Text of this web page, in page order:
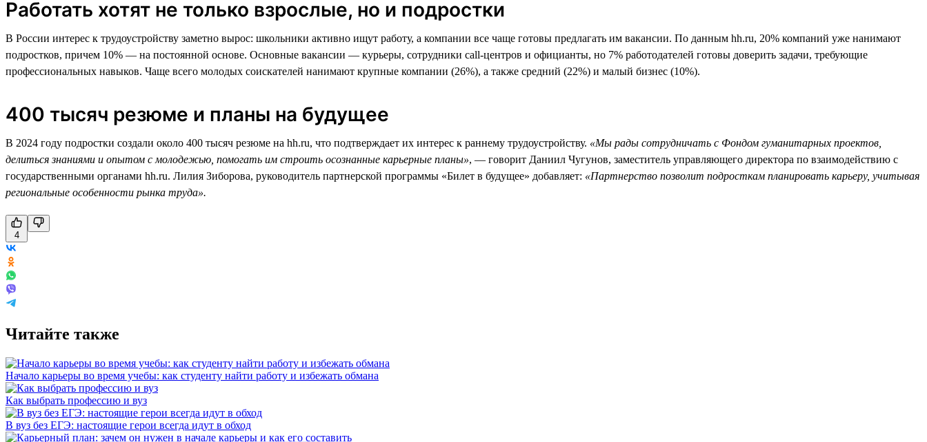
Работать хотят не только взрослые, но и подростки
В России интерес к трудоустройству заметно вырос: школьники активно ищут работу, а компании все чаще готовы предлагать им вакансии. По данным hh.ru, 20% компаний уже нанимают
подростков, причем 10% — на постоянной основе. Основные вакансии — курьеры, сотрудники call-центров и официанты, но 7% работодателей готовы доверить задачи, требующие
профессиональных навыков. Чаще всего молодых соискателей нанимают крупные компании (26%), а также средний (22%) и малый бизнес (10%).
400 тысяч резюме и планы на будущее
В 2024 году подростки создали около 400 тысяч резюме на hh.ru, что подтверждает их интерес к раннему трудоустройству. «Мы рады сотрудничать с Фондом гуманитарных проектов,
делиться знаниями и опытом с молодежью, помогать им строить осознанные карьерные планы», — говорит Даниил Чугунов, заместитель управляющего директора по взаимодействию с
государственными органами hh.ru. Лилия Зиборова, руководитель партнерской программы «Билет в будущее» добавляет: «Партнерство позволит подросткам планировать карьеру, учитывая
региональные особенности рынка труда».
4
Читайте также
Начало карьеры во время учебы: как студенту найти работу и избежать обмана
Как выбрать профессию и вуз
В вуз без ЕГЭ: настоящие герои всегда идут в обход